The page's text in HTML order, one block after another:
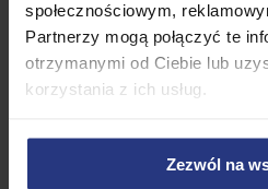
społecznościowym,
Partnerzy mogą połączyć te
otrzymanymi od Ciebie lub
korzystania z ich usług.
Zezwól na
Industrialny design:
absolutny hit w
wnętrz.
stabilność i ochronę.